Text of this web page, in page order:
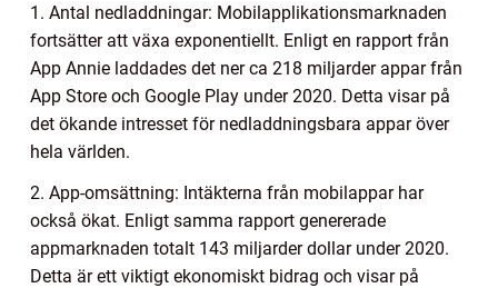
1. Antal nedladdningar: Mobilapplikationsmarknaden
fortsätter att växa exponentiellt. Enligt en rapport från
App Annie laddades det ner ca 218 miljarder appar från
App Store och Google Play under 2020. Detta visar på
det ökande intresset för nedladdningsbara appar över
hela världen.
2. App-omsättning: Intäkterna från mobilappar har
också ökat. Enligt samma rapport genererade
appmarknaden totalt 143 miljarder dollar under 2020.
Detta är ett viktigt ekonomiskt bidrag och visar på